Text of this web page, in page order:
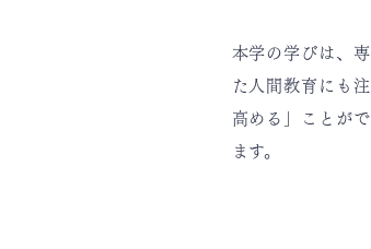
本学の学びは、
た人間教育にも
高める」ことが
ます。